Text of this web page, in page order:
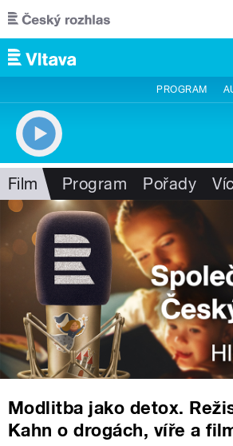
Přejít k hlavnímu obsahu
PROGRAM
Film Program Pořady
Modlitba jako detox.
Kahn o drogách, víře a